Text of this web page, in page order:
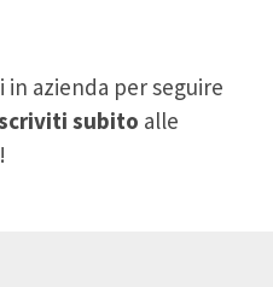
azienda per seguire
subito alle